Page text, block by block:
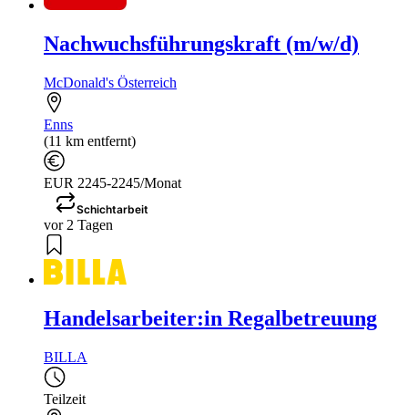
Nachwuchsführungskraft (m/w/d)
McDonald's Österreich
Enns
(11 km entfernt)
EUR 2245-2245/Monat
Schichtarbeit
vor 2 Tagen
Handelsarbeiter:in Regalbetreuung
BILLA
Teilzeit